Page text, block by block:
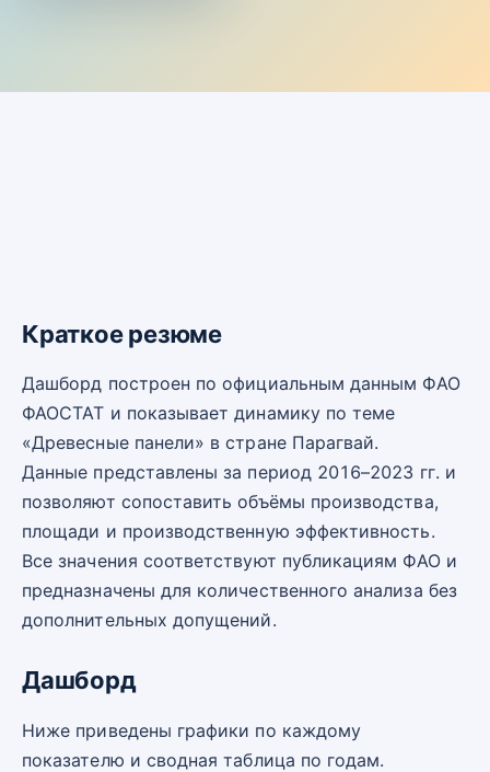
Краткое резюме
Дашборд построен по официальным данным ФАО
ФАОСТАТ и показывает динамику по теме
«Древесные панели» в стране Парагвай.
Данные представлены за период 2016–2023 гг. и
позволяют сопоставить объёмы производства,
площади и производственную эффективность.
Все значения соответствуют публикациям ФАО и
предназначены для количественного анализа без
дополнительных допущений.
Дашборд
Ниже приведены графики по каждому
показателю и сводная таблица по годам.